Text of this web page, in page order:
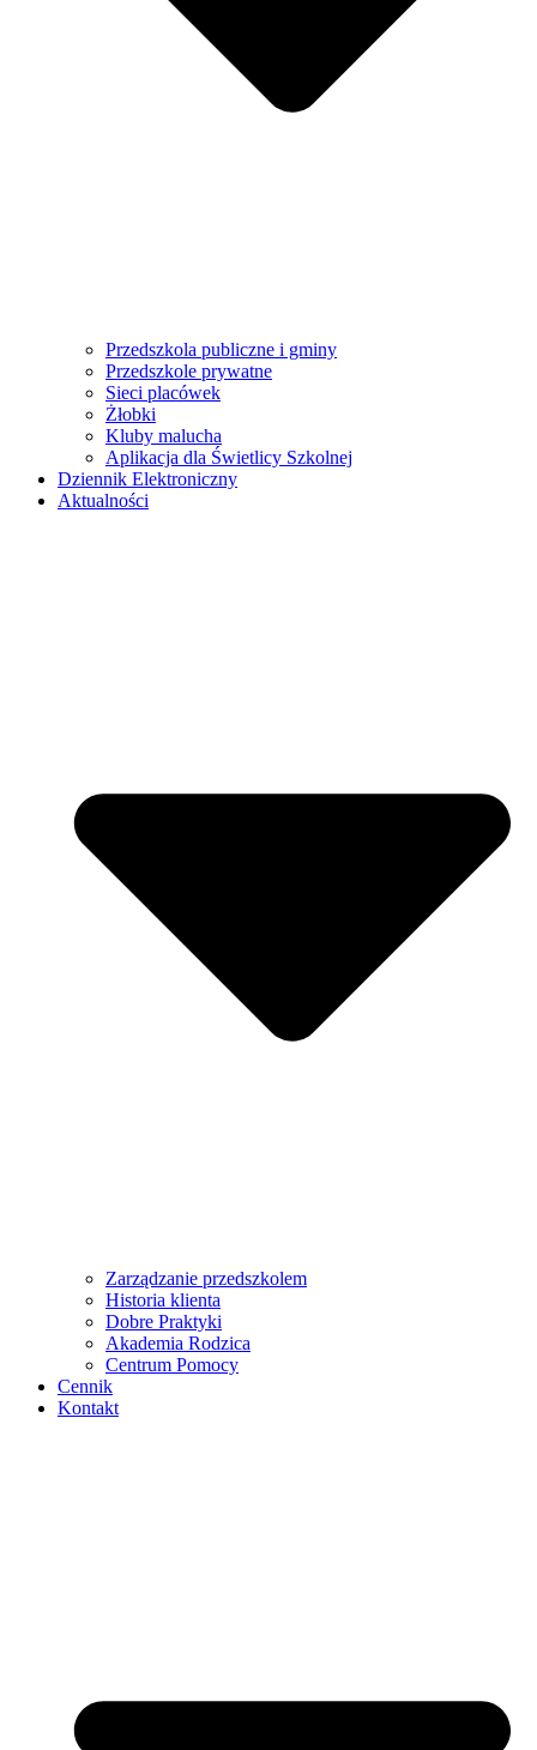
Przedszkola publiczne i gminy
Przedszkole prywatne
Sieci placówek
Żłobki
Kluby malucha
Aplikacja dla Świetlicy Szkolnej
Dziennik Elektroniczny
Aktualności
Zarządzanie przedszkolem
Historia klienta
Dobre Praktyki
Akademia Rodzica
Centrum Pomocy
Cennik
Kontakt